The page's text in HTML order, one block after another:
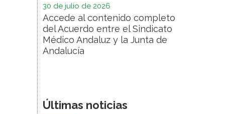
30 de julio de 2026
Accede al contenido completo
del Acuerdo entre el Sindicato
Médico Andaluz y la Junta de
Andalucía
Últimas noticias